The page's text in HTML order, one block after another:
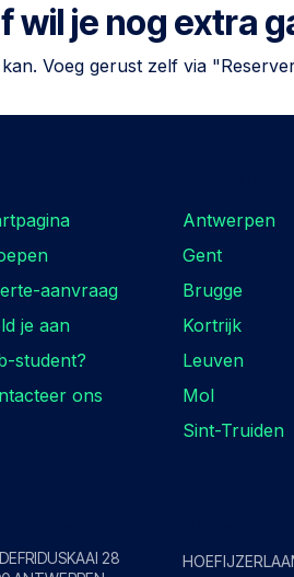
wil je nog extra
Voeg gerust zelf via
aanvraag
je aan
student?
ons
Antwerpen
Gent
Brugge
Kortrijk
Leuven
Mol
Sint-Truiden
28